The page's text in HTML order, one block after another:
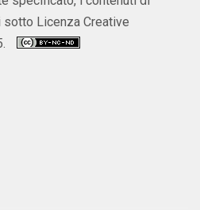
Licenza Creative